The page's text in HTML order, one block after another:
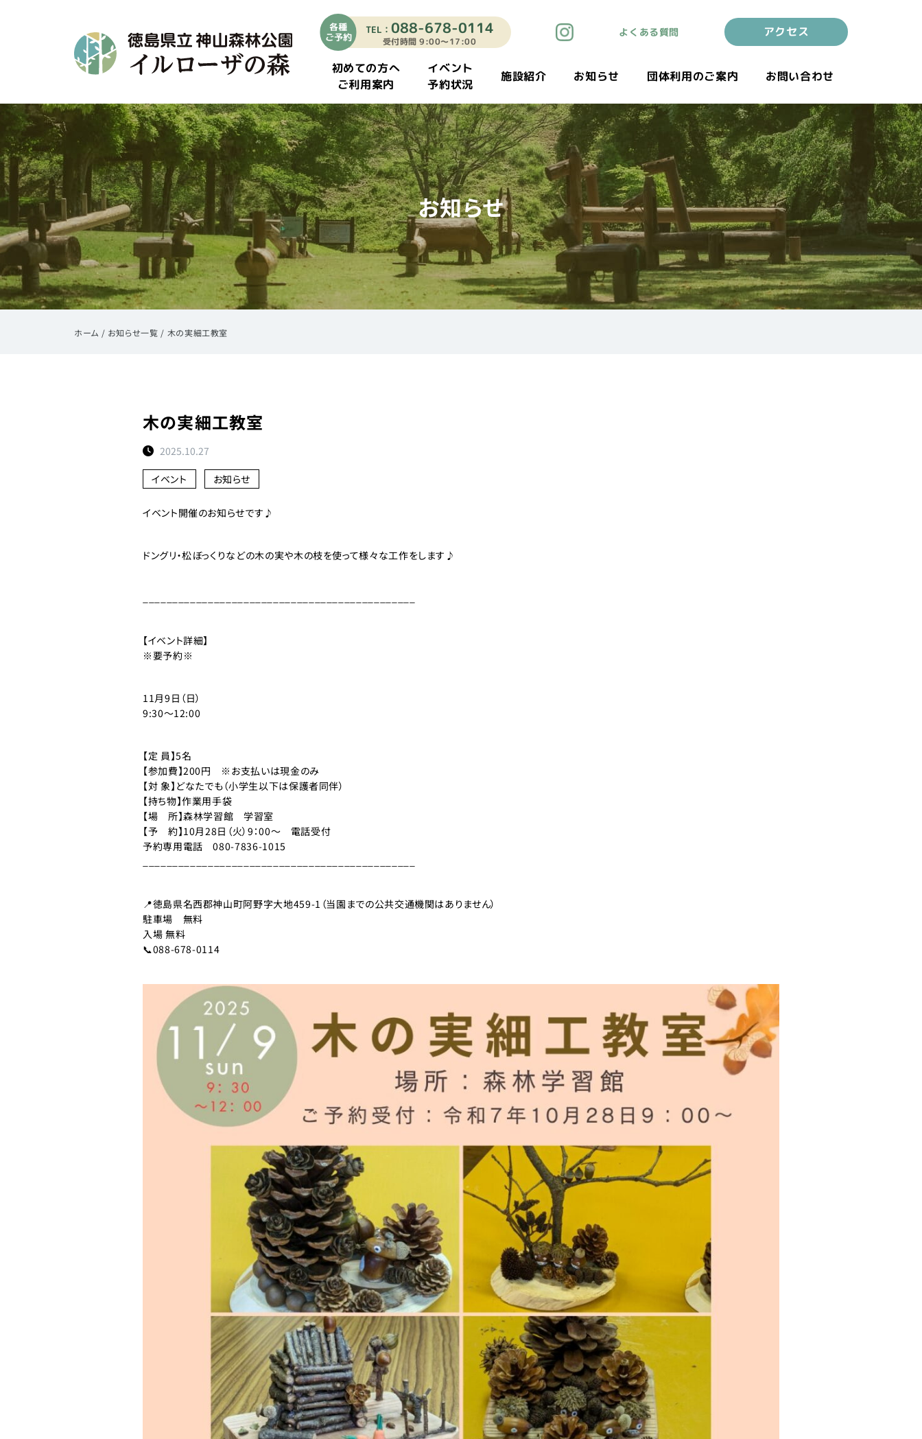
各種
ご予約
TEL： 088-678-0114
受付時間 9:00〜17:00
よくある質問 アクセス
初めての方へ
ご利用案内
イベント
予約状況
施設紹介 お知らせ 団体利用のご案内 お問い合わせ
お知らせ
ホーム / お知らせ一覧 / 木の実細工教室
木の実細工教室
2025.10.27
イベント お知らせ
イベント開催のお知らせです♪
ドングリ・松ぼっくりなどの木の実や木の枝を使って様々な工作をします♪
【イベント詳細】
※要予約※
11月9日（日）
9:30～12:00
【定 員】5名
【参加費】200円 ※お支払いは現金のみ
【対 象】どなたでも（小学生以下は保護者同伴）
【持ち物】作業用手袋
【場 所】森林学習館 学習室
【予 約】10月28日（火）9：00～ 電話受付
予約専用電話 080-7836-1015
📍徳島県名西郡神山町阿野字大地459-1（当園までの公共交通機関はありません）
駐車場 無料
入場 無料
📞088-678-0114